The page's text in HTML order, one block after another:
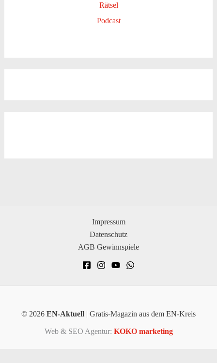
Rätsel
Podcast
Impressum
Datenschutz
AGB Gewinnspiele
© 2026 EN-Aktuell | Gratis-Magazin aus dem EN-Kreis
Web & SEO Agentur: KOKO marketing